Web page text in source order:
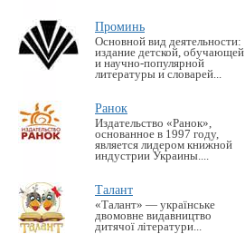
Проминь
Основной вид деятельности:
издание детской, обучающей
и научно-популярной
литературы и словарей...
Ранок
Издательство «Ранок»,
основанное в 1997 году,
является лидером книжной
индустрии Украины....
Талант
«Талант» — українське
двомовне видавництво
дитячої літератури...